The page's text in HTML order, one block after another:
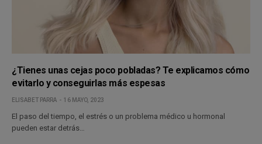
¿Tienes unas cejas poco pobladas? Te explicamos cómo
evitarlo y conseguirlas más espesas
ELISABET PARRA 16 MAYO, 2023
El paso del tiempo, el estrés o un problema médico u hormonal
pueden estar detrás…